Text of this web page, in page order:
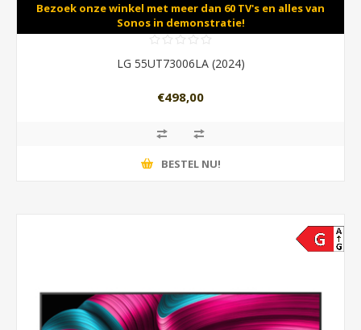
Bezoek onze winkel met meer dan 60 TV's en alles van
Sonos in demonstratie!
LG 55UT73006LA (2024)
€498,00
BESTEL NU!